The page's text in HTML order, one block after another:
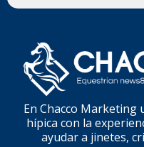
En Chacco
hípica con la
ayudar a jinetes,